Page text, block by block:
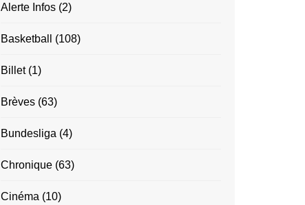
Alerte Infos (2)
Basketball (108)
Billet(1)
Brèves (63)
Bundesliga (4)
Chronique (63)
Cinéma (10)